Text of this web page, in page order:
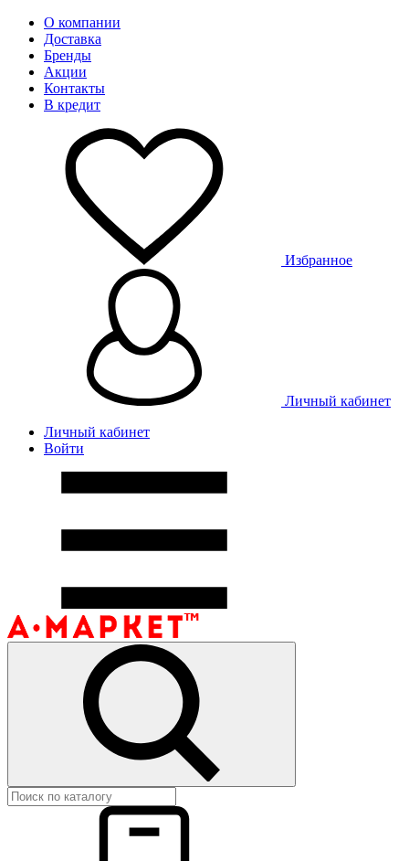
О компании
Доставка
Бренды
Акции
Контакты
В кредит
Избранное
Личный кабинет
Личный кабинет
Войти